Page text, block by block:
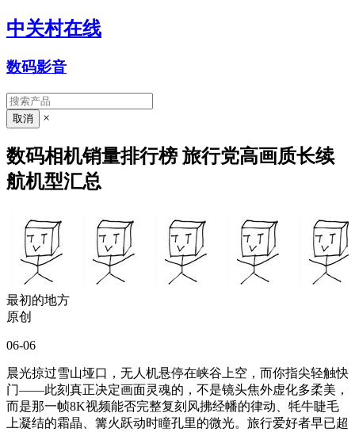
中关村在线
数码影音
×
数码相机销量排行榜 旅行党高画质长续
航机型汇总
最初的地方
原创
06-06
晨光掠过雪山垭口，无人机悬停在峡谷上空，而你指尖轻触快
门——此刻真正决定画面灵魂的，不是镜头焦外虚化多柔美，
而是那一帧8K视频能否完整复刻风拂经幡的律动、牦牛睫毛
上凝结的霜晶、篝火跃动时瞳孔里的微光。旅行爱好者早已超